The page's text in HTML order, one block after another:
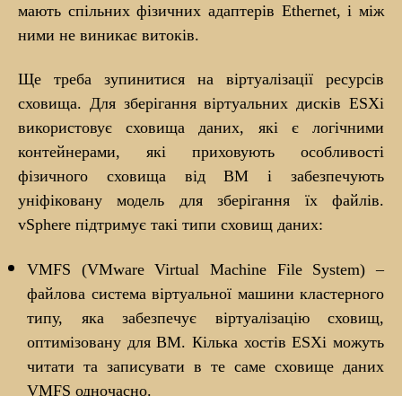
мають спільних фізичних адаптерів Ethernet, і між
ними не виникає витоків.
Ще треба зупинитися на віртуалізації ресурсів
сховища. Для зберігання віртуальних дисків ESXi
використовує сховища даних, які є логічними
контейнерами, які приховують особливості
фізичного сховища від ВМ і забезпечують
уніфіковану модель для зберігання їх файлів.
vSphere підтримує такі типи сховищ даних:
VMFS (VMware Virtual Machine File System) –
файлова система віртуальної машини кластерного
типу, яка забезпечує віртуалізацію сховищ,
оптимізовану для ВМ. Кілька хостів ESXi можуть
читати та записувати в те саме сховище даних
VMFS одночасно.